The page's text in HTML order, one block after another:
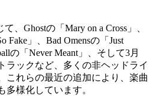
、Ghostの「Mary on a Cross」、
Fake」、Bad Omensの「Just
の「Never Meant」、そして3月
ラックなど、多くの非ヘッドライ
これらの最近の追加により、楽曲
多様化しています。